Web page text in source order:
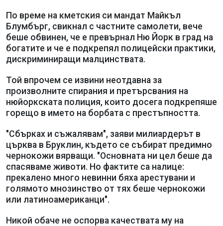
По време на кметския си мандат Майкъл
Блумбърг, свикнал с частните самолети, вече
беше обвинен, че е превърнал Ню Йорк в град на
богатите и че е подкрепял полицейски практики,
дискриминиращи малцинствата.
Той впрочем се извини неотдавна за
произволните спирания и претърсвания на
нюйоркската полиция, които досега подкрепяше
горещо в името на борбата с престъпността.
"Сбърках и съжалявам", заяви милиардерът в
църква в Бруклин, където се събират предимно
чернокожи вярващи. "Основната ни цел беше да
спасяваме животи. Но фактите са налице:
прекалено много невинни бяха арестувани и
голямото мнозинство от тях беше чернокожи
или латиноамериканци".
Никой обаче не оспорва качествата му на